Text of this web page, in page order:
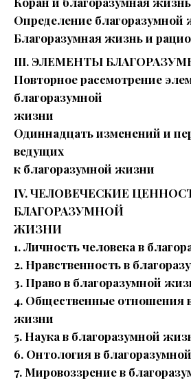
Определение благоразумной
Благоразумная жизнь и
III. ЭЛЕМЕНТЫ
Повторное рассмотрение
благоразумной
жизни
Одиннадцать изменений и
ведущих
к благоразумной жизни
IV. ЧЕЛОВЕЧЕСКИЕ
БЛАГОРАЗУМНОЙ
ЖИЗНИ
1. Личность человека в
2. Нравственность в
3. Право в благоразумной
4. Общественные отношения
жизни
5. Наука в благоразумной
6. Онтология в
7. Мировоззрение в